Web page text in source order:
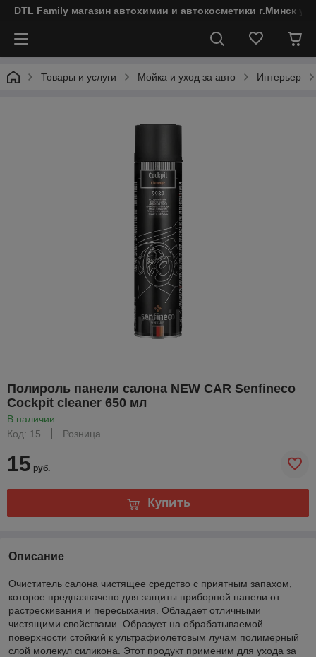
DTL Family магазин автохимии и автокосметики г.Минск
Товары и услуги Мойка и уход за авто Интерьер
Полироль панели cалона NEW CAR Senfineco
Cockpit cleaner 650 мл
В наличии
Код: 15
Розница
15 руб.
Купить
Описание
Очиститель cалона чистящее средство с приятным запахом,
которое предназначено для защиты приборной панели от
растрескивания и пересыхания. Обладает отличными
чистящими свойствами. Образует на обрабатываемой
поверхности стойкий к ультрафиолетовым лучам полимерный
слой молекул силикона. Этот продукт применим для ухода за